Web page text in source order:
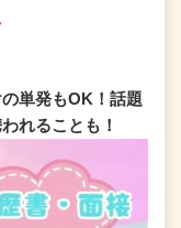
単発もOK！話題
れることも！